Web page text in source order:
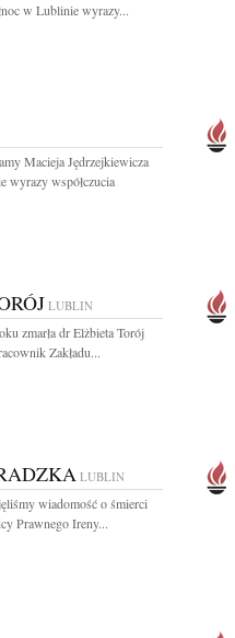
w Lublinie wyrazy...
Macieja Jędrzejkiewicza
wyrazy współczucia
LUBLIN
zmarła dr Elżbieta Torój
Zakładu...
LUBLIN
wiadomość o śmierci
Prawnego Ireny...